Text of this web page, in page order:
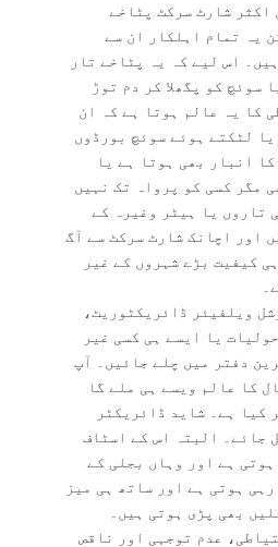
اکثر شارٹ سرکٹ پٹاخے
یہ تمام اہلکار ان سے
اس لیے کہ یہ پٹاخے تار
سوئچ کو پگھلا کر دم توڑ
کا یہ عالم ہوتا ہے کہ ان
یا لٹکتے ہوئے سوئچ بورڈوں
انبار بھی ہوتا ہے یا
مگر کسی کو پرواہ تک نہیں
تاروں یا ہیٹر وغیرہ کے
اور اچانک شارٹ سرکٹ سے آگ
کیفیت بڑے شہروں کے غیر
ویلفیئر ڈائریکٹوریٹ،
یا ایسے ہی کسی غیر
دفتر میں چلے جائیں۔ آپ
کا عالم ویسے ہی ملے گا
کیا ہے۔ شاید ڈائریکٹر
جائے۔ البتہ اس کے اسٹاف
ہے اور وہاں بجلی کے
رہی ہوتی ہے اور ساتھ ہی میز
بھی پڑی ہوتی ہیں۔
عدم توجہی اور ناقص